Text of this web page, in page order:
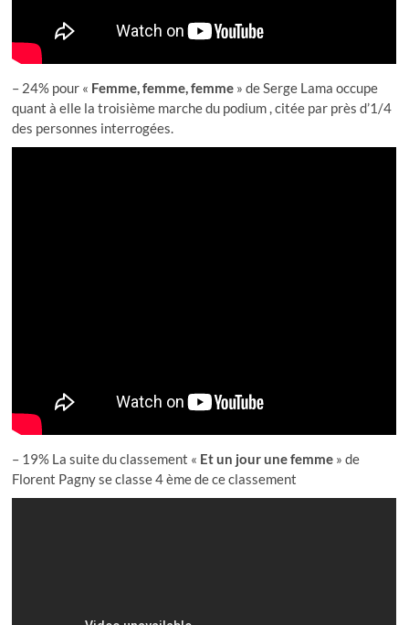
– 24% pour « Femme, femme, femme » de Serge Lama occupe
quant à elle la troisième marche du podium , citée par près d’1/4
des personnes interrogées.
– 19% La suite du classement « Et un jour une femme » de
Florent Pagny se classe 4 ème de ce classement